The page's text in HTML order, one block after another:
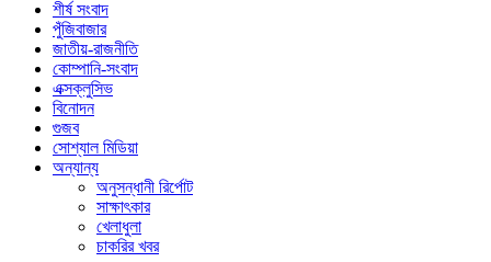
শীর্ষ সংবাদ
পুঁজিবাজার
জাতীয়-রাজনীতি
কোম্পানি-সংবাদ
এক্সক্লুসিভ
বিনোদন
গুজব
সোশ্যাল মিডিয়া
অন্যান্য
অনুসন্ধানী রির্পোট
সাক্ষাৎকার
খেলাধুলা
চাকরির খবর